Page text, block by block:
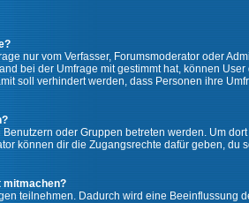
nur vom Verfasser, Forumsmoderator oder
bei der Umfrage mit gestimmt hat, können
soll verhindert werden, dass Personen ihre
oder Gruppen betreten werden. Um
können dir die Zugangsrechte dafür geben,
mitmachen?
teilnehmen. Dadurch wird eine